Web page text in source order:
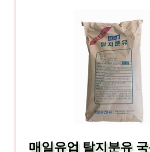
매일유업 탈지분유